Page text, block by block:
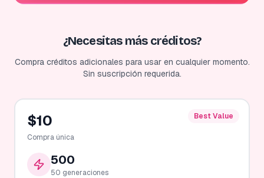
¿Necesitas más créditos?
Compra créditos adicionales para usar en cualquier momento.
Sin suscripción requerida.
Best Value
$10
Compra única
500
50 generaciones